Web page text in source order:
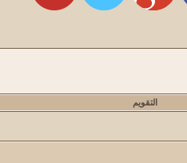
التقويم